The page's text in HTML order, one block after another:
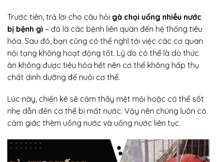
Trước tiên, trả lời cho câu hỏi gà chọi uống nhiều nước
bị bệnh gì – đó là các bệnh liên quan đến hệ thống tiêu
hóa. Sau đó, bạn cũng có thể nghĩ tới việc các cơ quan
nội tạng không hoạt động tốt. Lý do có thể là do thức
ăn không được tiêu hóa hết nên cơ thể không hấp thụ
chất dinh dưỡng để nuôi cơ thể.
Lúc này, chiến kê sẽ cảm thấy mệt mỏi hoặc có thể sốt
nhẹ dẫn đến cơ thể bị mất nước. Vậy nên chúng luôn có
cảm giác thèm uống nước và uống nước liên tục.